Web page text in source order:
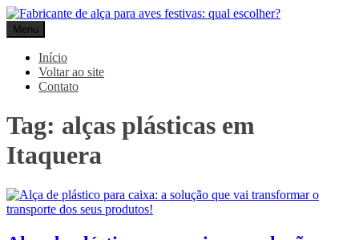
Pular
para
o
conteúdo
Gpack
Menu
Início
Voltar ao site
Contato
Tag: alças plásticas em
Itaquera